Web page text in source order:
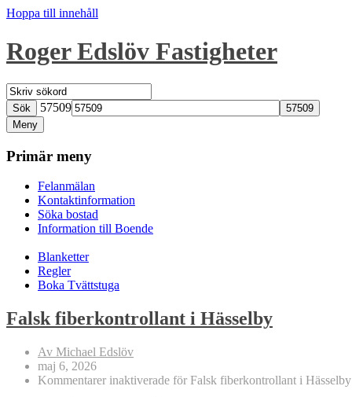
Hoppa till innehåll
Roger Edslöv Fastigheter
Sök 57509
Meny
Primär meny
Felanmälan
Kontaktinformation
Söka bostad
Information till Boende
Blanketter
Regler
Boka Tvättstuga
Falsk fiberkontrollant i Hässelby
Av Michael Edslöv
maj 6, 2026
Kommentarer inaktiverade för Falsk fiberkontrollant i Hässelby